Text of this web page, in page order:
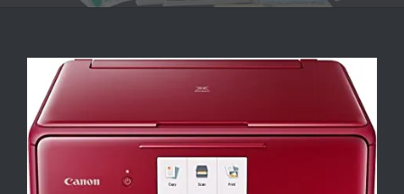
Zeige
grösseres
Bild